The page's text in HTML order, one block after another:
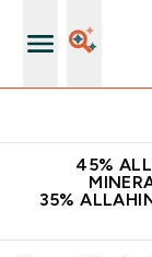
45%
35%